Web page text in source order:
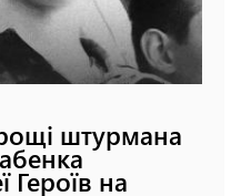
штурмана
Героїв на